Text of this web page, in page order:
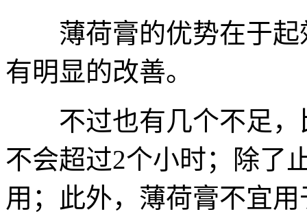
薄荷膏的优势在于起
有明显的改善。
不过也有几个不足，
不会超过2个小时；除了
用；此外，薄荷膏不宜